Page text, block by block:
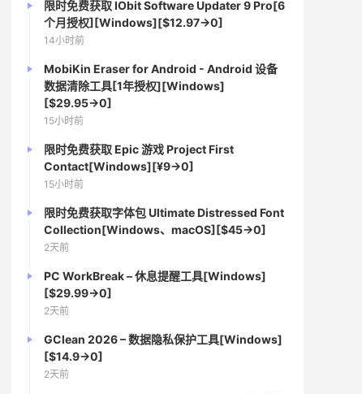
限时免费获取 IObit Software Updater 9 Pro[6
个月授权][Windows][$12.97→0]
14小时前
MobiKin Eraser for Android - Android 设备
数据清除工具[1年授权][Windows]
[$29.95→0]
15小时前
限时免费获取 Epic 游戏 Project First
Contact[Windows][¥9→0]
15小时前
限时免费获取字体包 Ultimate Distressed Font
Collection[Windows、macOS][$45→0]
2天前
PC WorkBreak – 休息提醒工具[Windows]
[$29.99→0]
2天前
GClean 2026 – 数据隐私保护工具[Windows]
[$14.9→0]
2天前